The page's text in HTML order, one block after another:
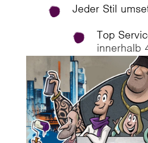
Jeder Stil
Top
innerhalb